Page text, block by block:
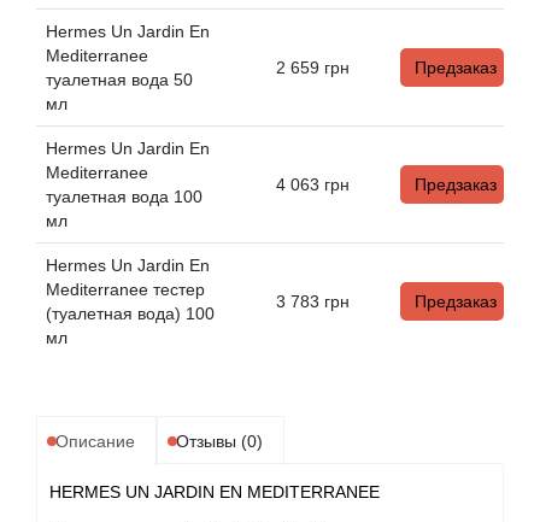
Hermes Un Jardin En
Mediterranee
туалетная вода 50
мл
2 659 грн Предзаказ
Hermes Un Jardin En
Mediterranee
туалетная вода 100
мл
4 063 грн Предзаказ
Hermes Un Jardin En
Mediterranee тестер
(туалетная вода) 100
мл
3 783 грн Предзаказ
Описание Отзывы (0)
HERMES UN JARDIN EN MEDITERRANEE
Alexandre J
Alfred Dunhill
Alyson Oldoini
Alyssa Ashley
American Crew
Andre L'Arom